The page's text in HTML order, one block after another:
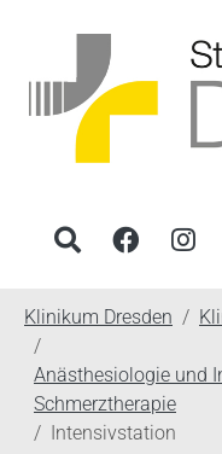
Klinikum Dresden
Anästhesiologie und
Schmerztherapie
Intensivstation